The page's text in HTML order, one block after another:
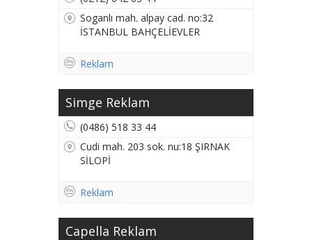
Soganlı mah. alpay cad. no:32
İSTANBUL BAHÇELİEVLER
Reklam
Simge Reklam
(0486) 518 33 44
Cudi mah. 203 sok. nu:18 ŞIRNAK
SİLOPİ
Reklam
Capella Reklam